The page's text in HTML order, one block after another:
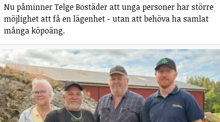
Nu påminner Telge Bostäder att unga personer har större
möjlighet att få en lägenhet - utan att behöva ha samlat
många köpoäng.